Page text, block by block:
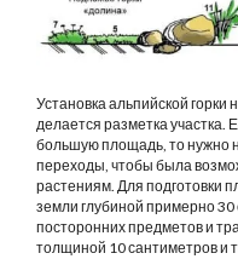
Установка альпийской
делается разметка участка.
большую площадь, то нужно
переходы, чтобы была
растениям. Для подготовки
земли глубиной примерно
посторонних предметов и
толщиной 10 сантиметров и